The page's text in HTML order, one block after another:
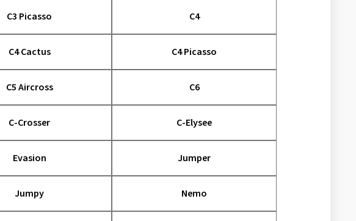
C3 Picasso C4
C4 Cactus C4 Picasso
C5 Aircross C6
C-Crosser C-Elysee
Evasion Jumper
Jumpy Nemo